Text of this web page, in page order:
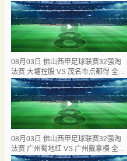
像
08月03日 佛山西甲足球联赛32强淘
汰赛 大塘控股 VS 茂名市点都得 全场
录像
08月03日 佛山西甲足球联赛32强淘
汰赛 广州蜀地红 VS 广州戴拿模 全场
录像